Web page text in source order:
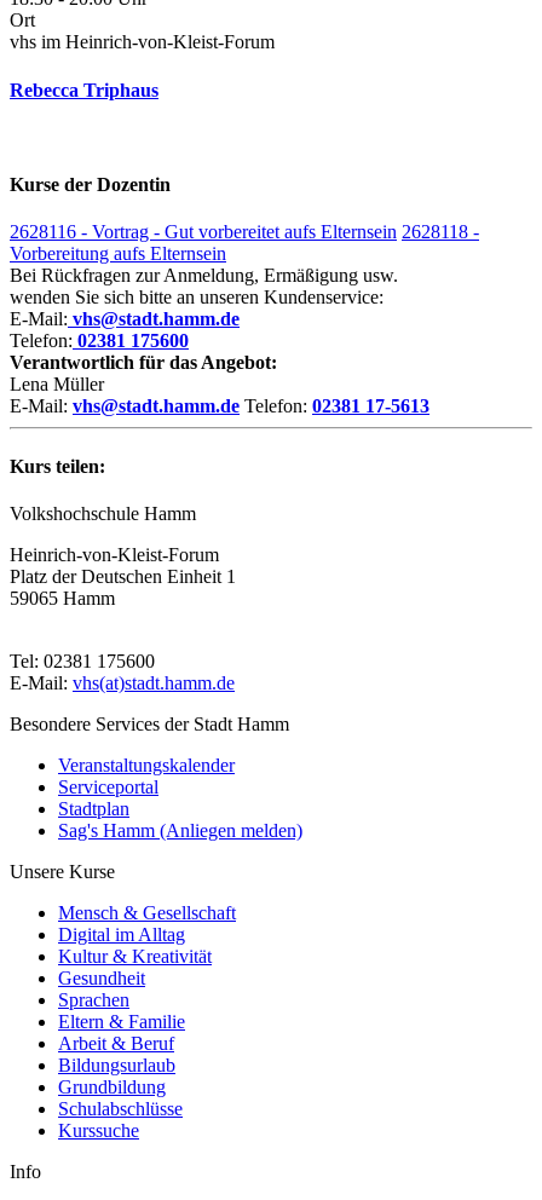
Ort
vhs im Heinrich-von-Kleist-Forum
Rebecca Triphaus
Kurse der Dozentin
2628116 - Vortrag - Gut vorbereitet aufs Elternsein 2628118 -
Vorbereitung aufs Elternsein
Bei Rückfragen zur Anmeldung, Ermäßigung usw.
wenden Sie sich bitte an unseren Kundenservice:
E-Mail: vhs@stadt.hamm.de
Telefon: 02381 175600
Verantwortlich für das Angebot:
Lena Müller
E-Mail: vhs@stadt.hamm.de Telefon: 02381 17-5613
Kurs teilen:
Volkshochschule Hamm
Heinrich-von-Kleist-Forum
Platz der Deutschen Einheit 1
59065 Hamm
Tel: 02381 175600
E-Mail: vhs(at)stadt.hamm.de
Besondere Services der Stadt Hamm
Veranstaltungskalender
Serviceportal
Stadtplan
Sag's Hamm (Anliegen melden)
Unsere Kurse
Mensch & Gesellschaft
Digital im Alltag
Kultur & Kreativität
Gesundheit
Sprachen
Eltern & Familie
Arbeit & Beruf
Bildungsurlaub
Grundbildung
Schulabschlüsse
Kurssuche
Info